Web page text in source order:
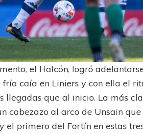
el Halcón, logró
fría caía en Liniers y con ella el
llegadas que al inicio. La más
cabezazo al arco de Unsain
el primero del Fortín en estas
SUDAMERICANA LANÚS
Sur Defendido